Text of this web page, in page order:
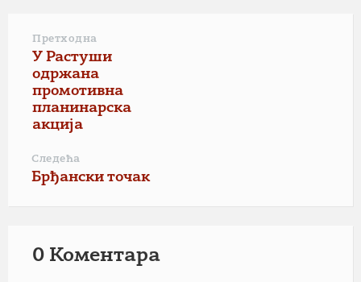
Претходна
У Растуши
одржана
промотивна
планинарска
акција
Следећа
Брђански точак
0 Коментарa